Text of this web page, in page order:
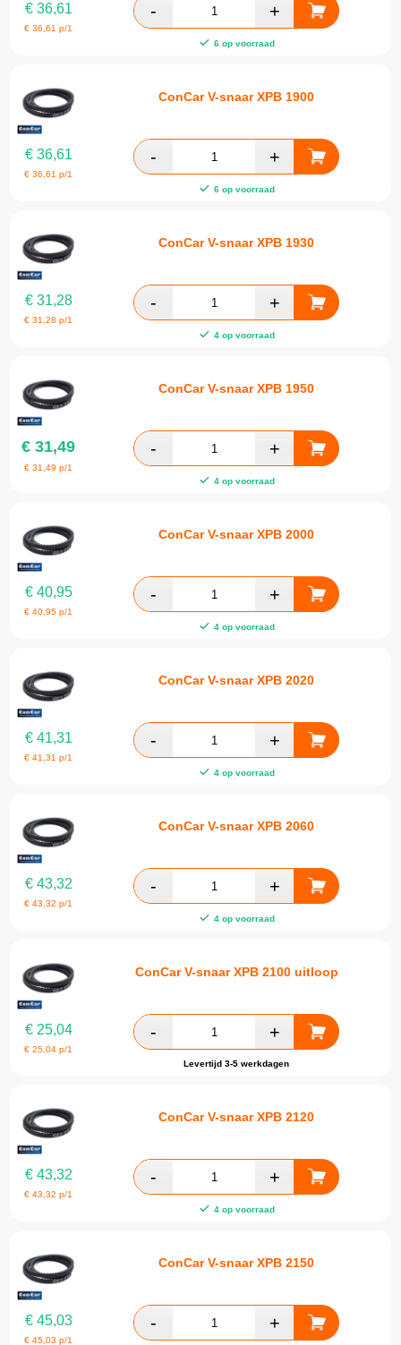
€36,61
€36,61 p/1
6 op voorraad
ConCar V-snaar XPB 1900
€36,61
€36,61 p/1
6 op voorraad
ConCar V-snaar XPB 1930
€31,28
€31,28 p/1
4 op voorraad
ConCar V-snaar XPB 1950
€ 31,49
€31,49 p/1
4 op voorraad
ConCar V-snaar XPB 2000
€40,95
€40,95 p/1
4 op voorraad
ConCar V-snaar XPB 2020
€41,31
€41,31 p/1
4 op voorraad
ConCar V-snaar XPB 2060
€43,32
€43,32 p/1
4 op voorraad
ConCar V-snaar XPB 2100 uitloop
€25,04
€25,04 p/1
Levertijd 3-5 werkdagen
ConCar V-snaar XPB 2120
€43,32
€43,32 p/1
4 op voorraad
ConCar V-snaar XPB 2150
€45,03
€45,03 p/1